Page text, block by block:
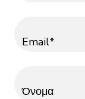
Email*
Όνομα